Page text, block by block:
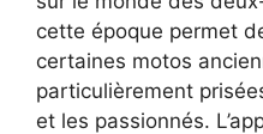
cette époque permet
certaines motos
particulièrement
et les passionnés.